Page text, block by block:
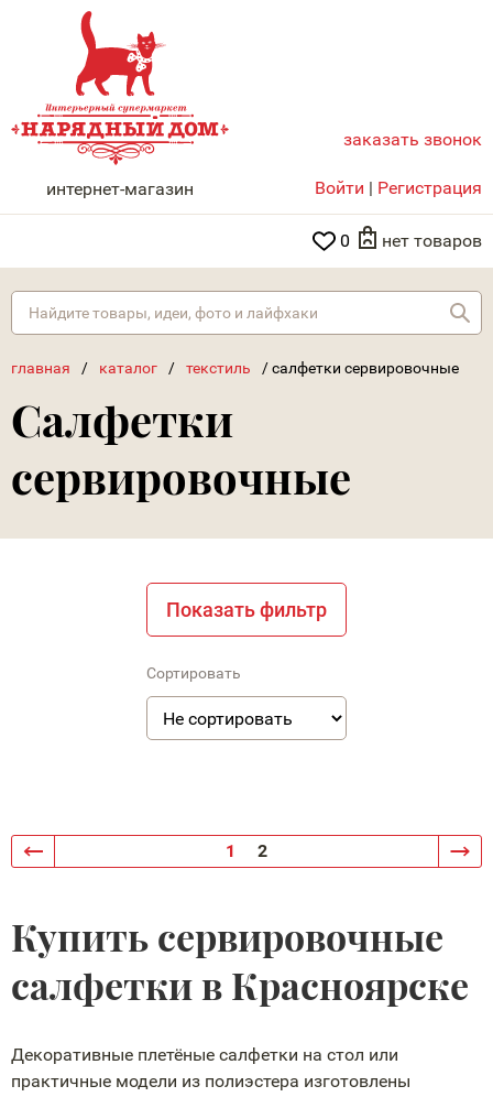
НАРЯДНЫЙ ДОМ
интернет-магазин
заказать звонок
Войти | Регистрация
0 нет товаров
главная / каталог / текстиль /салфетки сервировочные
Салфетки
сервировочные
1 2
Купить сервировочные
салфетки в Красноярске
Декоративные плетёные салфетки на стол или
практичные модели из полиэстера изготовлены
Показать фильтр
Сортировать